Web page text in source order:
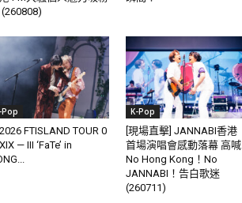
Pop
2026 FTISLAND TOUR 0
— III ‘FaTe’ in
K-Pop
[現場直擊] JANNABI香港
首場演唱會感動落幕 高喊
No Hong Kong！No
JANNABI！告白歌迷
(260711)